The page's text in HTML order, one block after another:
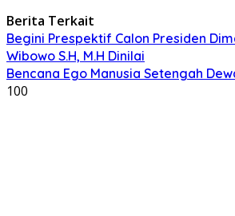
Berita Terkait
Begini Prespektif Calon Presiden
Wibowo S.H, M.H Dinilai
Bencana Ego Manusia Setengah
100